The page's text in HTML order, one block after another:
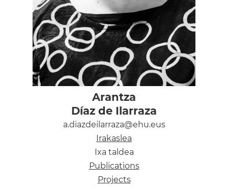
Arantza
Díaz de Ilarraza
a.diazdeilarraza@ehu.eus
Irakaslea
Ixa taldea
Publications
Projects